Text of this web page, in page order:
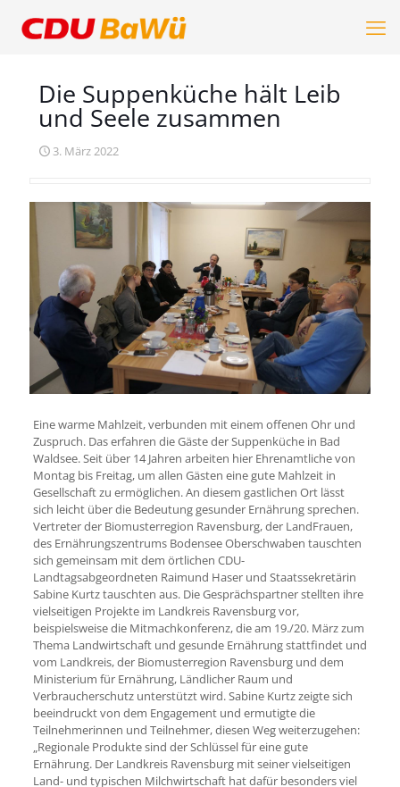
Die Suppenküche hält Leib
und Seele zusammen
3. März 2022
Eine warme Mahlzeit, verbunden mit einem offenen Ohr und
Zuspruch. Das erfahren die Gäste der Suppenküche in Bad
Waldsee. Seit über 14 Jahren arbeiten hier Ehrenamtliche von
Montag bis Freitag, um allen Gästen eine gute Mahlzeit in
Gesellschaft zu ermöglichen. An diesem gastlichen Ort lässt
sich leicht über die Bedeutung gesunder Ernährung sprechen.
Vertreter der Biomusterregion Ravensburg, der LandFrauen,
des Ernährungszentrums Bodensee Oberschwaben tauschten
sich gemeinsam mit dem örtlichen CDU-
Landtagsabgeordneten Raimund Haser und Staatssekretärin
Sabine Kurtz tauschten aus. Die Gesprächspartner stellten ihre
vielseitigen Projekte im Landkreis Ravensburg vor,
beispielsweise die Mitmachkonferenz, die am 19./20. März zum
Thema Landwirtschaft und gesunde Ernährung stattfindet und
vom Landkreis, der Biomusterregion Ravensburg und dem
Ministerium für Ernährung, Ländlicher Raum und
Verbraucherschutz unterstützt wird. Sabine Kurtz zeigte sich
beeindruckt von dem Engagement und ermutigte die
Teilnehmerinnen und Teilnehmer, diesen Weg weiterzugehen:
„Regionale Produkte sind der Schlüssel für eine gute
Ernährung. Der Landkreis Ravensburg mit seiner vielseitigen
Land- und typischen Milchwirtschaft hat dafür besonders viel